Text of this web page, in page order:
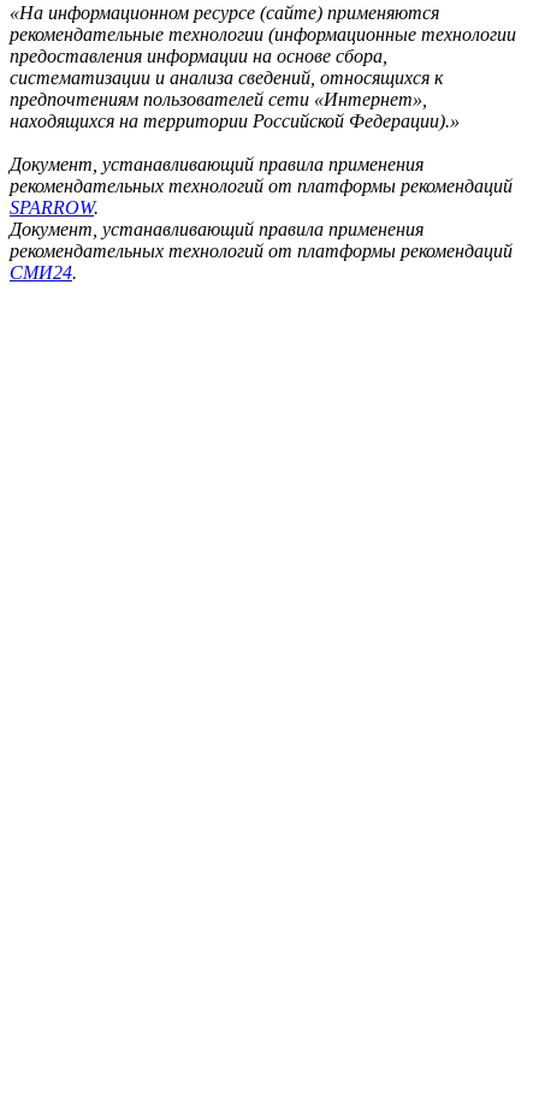
«На информационном ресурсе (сайте) применяются
рекомендательные технологии (информационные технологии
предоставления информации на основе сбора,
систематизации и анализа сведений, относящихся к
предпочтениям пользователей сети «Интернет»,
находящихся на территории Российской Федерации).»
Документ, устанавливающий правила применения
рекомендательных технологий от платформы рекомендаций
SPARROW.
Документ, устанавливающий правила применения
рекомендательных технологий от платформы рекомендаций
СМИ24.